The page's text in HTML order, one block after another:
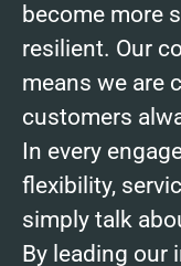
become more
resilient. Our
means we are
customers
In every
flexibility,
simply talk
By leading our